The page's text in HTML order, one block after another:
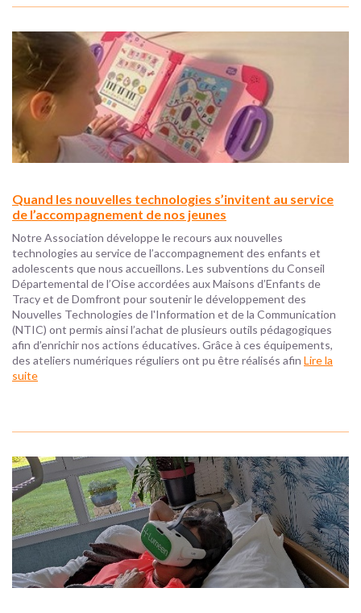
Quand les nouvelles technologies s’invitent au service
de l’accompagnement de nos jeunes
Notre Association développe le recours aux nouvelles
technologies au service de l’accompagnement des enfants et
adolescents que nous accueillons. Les subventions du Conseil
Départemental de l’Oise accordées aux Maisons d’Enfants de
Tracy et de Domfront pour soutenir le développement des
Nouvelles Technologies de l'Information et de la Communication
(NTIC) ont permis ainsi l’achat de plusieurs outils pédagogiques
afin d’enrichir nos actions éducatives. Grâce à ces équipements,
des ateliers numériques réguliers ont pu être réalisés afin Lire la
suite